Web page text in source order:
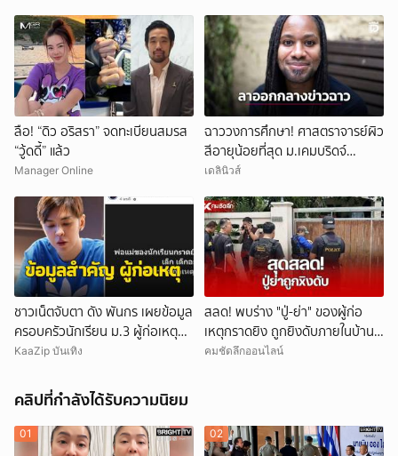
ลือ! “ดิว อริสรา” จดทะเบียนสมรส
“วู้ดดี้” แล้ว
Manager Online
ฉาววงการศึกษา! ศาสตราจารย์ผิว
สีอายุน้อยที่สุด ม.เคมบริดจ์
ประกาศลาออกหลังเผชิญข้อกล่าว
เดลินิวส์
ชาวเน็ตจับตา ดัง พันกร เผยข้อมูล
ครอบครัวนักเรียน ม.3 ผู้ก่อเหตุ
และที่มาอาวุธ
KaaZip บันเทิง
สลด! พบร่าง "ปู่-ย่า" ของผู้ก่อ
เหตุกราดยิง ถูกยิงดับภายในบ้าน
พัก
คมชัดลึกออนไลน์
คลิปที่กำลังได้รับความนิยม
01 02